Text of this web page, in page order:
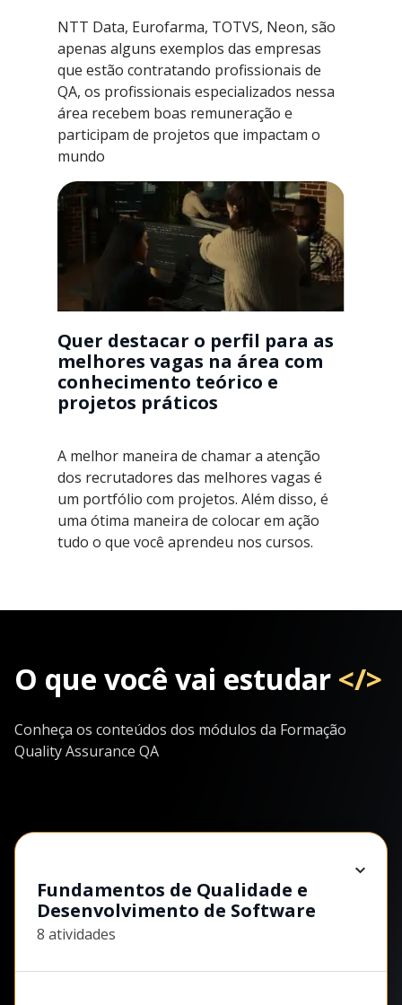
NTT Data, Eurofarma, TOTVS, Neon, são
apenas alguns exemplos das empresas
que estão contratando profissionais de
QA, os profissionais especializados nessa
área recebem boas remuneração e
participam de projetos que impactam o
mundo
Quer destacar o perfil para as
melhores vagas na área com
conhecimento teórico e
projetos práticos
A melhor maneira de chamar a atenção
dos recrutadores das melhores vagas é
um portfólio com projetos. Além disso, é
uma ótima maneira de colocar em ação
tudo o que você aprendeu nos cursos.
O que você vai estudar </>
Conheça os conteúdos dos módulos da Formação
Quality Assurance QA
Fundamentos de Qualidade e
Desenvolvimento de Software
8 atividades